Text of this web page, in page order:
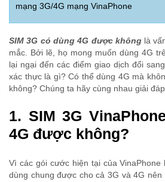
mạng 3G/4G mạng VinaPhone
SIM 3G có dùng 4G được khônglà
mắc. Bởi lẽ, họ mong muốn dùng 4G
lại ngại đến các điểm giao dịch đổi
xác thực là gì? Có thể dùng 4G mà
không? Chúng ta hãy cùng nhau giải
1. SIM 3G
4G được không?
Vì các gói cước hiện tại của
dùng chung được cho cả 3G và 4G nên